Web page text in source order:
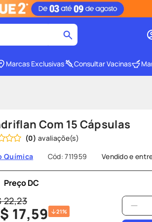
Marcas Exclusivas Consultar Vacinas
Com 15 Cápsulas
(0)
Química
Cód:711959 Vendido e
Preço DC
22,23
17,59 21%